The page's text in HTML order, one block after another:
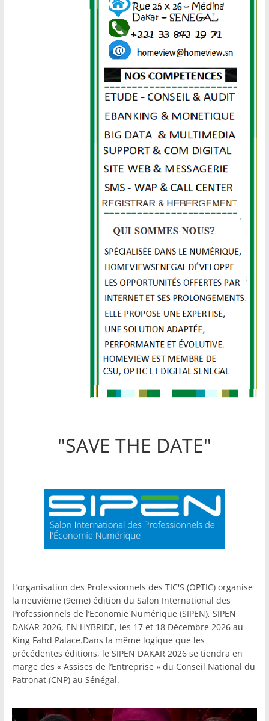
"SAVE THE DATE"
L’organisation des Professionnels des TIC'S (OPTIC) organise
la neuvième (9eme) édition du Salon International des
Professionnels de l’Economie Numérique (SIPEN), SIPEN
DAKAR 2026, EN HYBRIDE, les 17 et 18 Décembre 2026 au
King Fahd Palace.Dans la même logique que les
précédentes éditions, le SIPEN DAKAR 2026 se tiendra en
marge des « Assises de l’Entreprise » du Conseil National du
Patronat (CNP) au Sénégal.